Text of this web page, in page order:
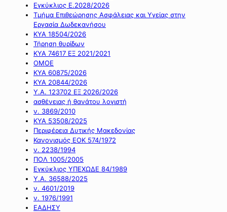
Εγκύκλιος Ε.2028/2026
Τμήμα Επιθεώρησης Ασφάλειας και Υγείας στην
Εργασία Δωδεκανήσου
ΚΥΑ 18504/2026
Τήρηση θυρίδων
ΚΥΑ 74617 ΕΞ 2021/2021
ΟΜΟΕ
ΚΥΑ 60875/2026
ΚΥΑ 20844/2026
Υ.Α. 123702 ΕΞ 2026/2026
ασθένειας ή θανάτου λογιστή
ν. 3869/2010
ΚΥΑ 53508/2025
Περιφέρεια Δυτικής Μακεδονίας
Κανονισμός ΕΟΚ 574/1972
ν. 2238/1994
ΠΟΛ 1005/2005
Εγκύκλιος ΥΠΕΧΩΔΕ 84/1989
Υ.Α. 36588/2025
ν. 4601/2019
ν. 1976/1991
ΕΑΔΗΣΥ